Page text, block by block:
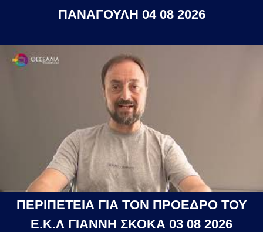
ΠΑΝΑΓΟΥΛΗ 04 08 2026
ΠΕΡΙΠΕΤΕΙΑ ΓΙΑ ΤΟΝ ΠΡΟΕΔΡΟ ΤΟΥ
Ε.Κ.Λ ΓΙΑΝΝΗ ΣΚΟΚΑ 03 08 2026